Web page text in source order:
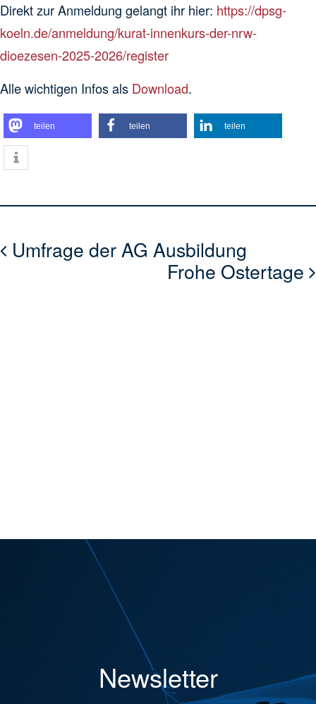
Direkt zur Anmeldung gelangt ihr hier: https://dpsg-
koeln.de/anmeldung/kurat-innenkurs-der-nrw-
dioezesen-2025-2026/register
Alle wichtigen Infos als Download.
teilen teilen teilen
Umfrage der AG Ausbildung
Frohe Ostertage
Newsletter